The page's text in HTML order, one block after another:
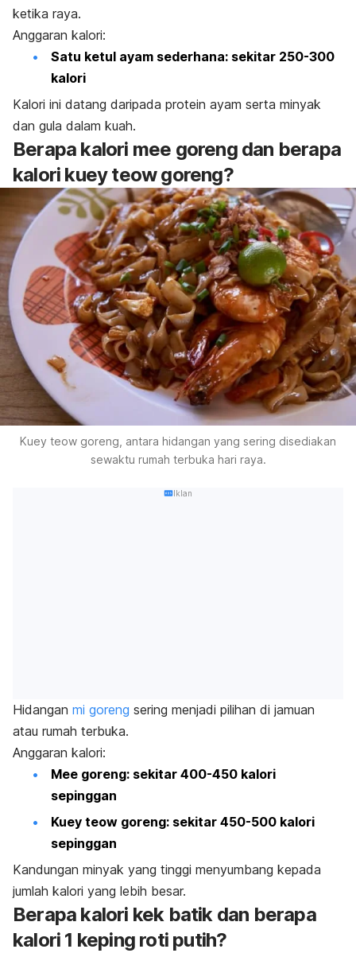
ketika raya.
Anggaran kalori:
Satu ketul ayam sederhana: sekitar 250-300
kalori
Kalori ini datang daripada protein ayam serta minyak
dan gula dalam kuah.
Berapa kalori mee goreng dan berapa
kalori kuey teow goreng?
Kuey teow goreng, antara hidangan yang sering disediakan
sewaktu rumah terbuka hari raya.
Iklan
Hidangan mi goreng sering menjadi pilihan di jamuan
atau rumah terbuka.
Anggaran kalori:
Mee goreng: sekitar 400-450 kalori
sepinggan
Kuey teow goreng: sekitar 450-500 kalori
sepinggan
Kandungan minyak yang tinggi menyumbang kepada
jumlah kalori yang lebih besar.
Berapa kalori kek batik dan berapa
kalori 1 keping roti putih?